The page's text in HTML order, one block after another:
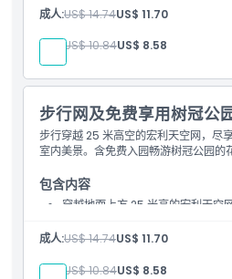
成人:US$ 14.74US$ 11.70
儿童: US$ 10.84US$ 8.58
步行网及免费享用树冠公
步行穿越 25 米高空的宏利天空网，尽
室内美景。含免费入园畅游树冠公园的
包含内容
穿越地面上方 25 米高的宏利天空
成人:US$ 14.74US$ 11.70
儿童: US$ 10.84US$ 8.58